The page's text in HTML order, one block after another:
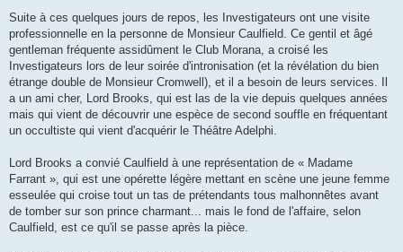
Suite à ces quelques jours de repos, les Investigateurs ont une visite
professionnelle en la personne de Monsieur Caulfield. Ce gentil et âgé
gentleman fréquente assidûment le Club Morana, a croisé les
Investigateurs lors de leur soirée d'intronisation (et la révélation du bien
étrange double de Monsieur Cromwell), et il a besoin de leurs services. Il
a un ami cher, Lord Brooks, qui est las de la vie depuis quelques années
mais qui vient de découvrir une espèce de second souffle en fréquentant
un occultiste qui vient d'acquérir le Théâtre Adelphi.
Lord Brooks a convié Caulfield à une représentation de « Madame
Farrant », qui est une opérette légère mettant en scène une jeune femme
esseulée qui croise tout un tas de prétendants tous malhonnêtes avant
de tomber sur son prince charmant... mais le fond de l'affaire, selon
Caulfield, est ce qu'il se passe après la pièce.